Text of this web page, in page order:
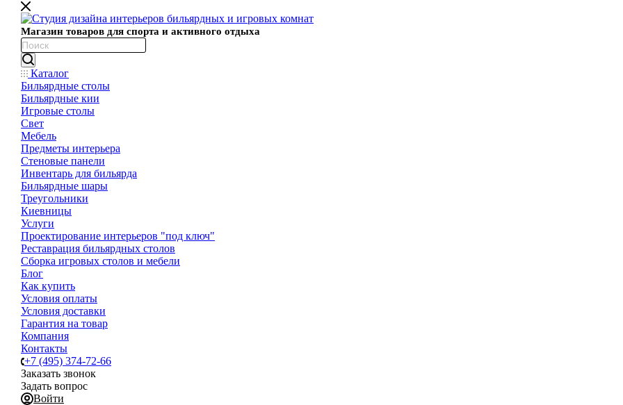
Магазин товаров для спорта и активного отдыха
Каталог
Бильярдные столы
Бильярдные кии
Игровые столы
Свет
Мебель
Предметы интерьера
Стеновые панели
Инвентарь для бильярда
Бильярдные шары
Треугольники
Киевницы
Услуги
Проектирование интерьеров "под ключ"
Реставрация бильярдных столов
Сборка игровых столов и мебели
Блог
Как купить
Условия оплаты
Условия доставки
Гарантия на товар
Компания
Контакты
+7 (495) 374-72-66
Заказать звонок
Задать вопрос
Войти